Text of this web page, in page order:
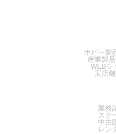
ホビー製
産業製
WEBシ
実店
業務
スク
中古
レン